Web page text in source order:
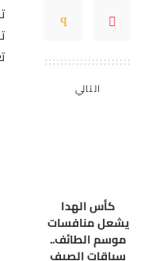
التالي
كأس الهدا
يشعل منافسات
موسم الطائف..
سباقات الصيف